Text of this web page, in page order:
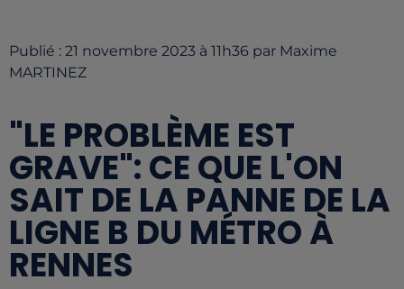
Publié : 21 novembre 2023 à 11h36 par Maxime
MARTINEZ
"LE PROBLÈME EST
GRAVE": CE QUE L'ON
SAIT DE LA PANNE DE LA
LIGNE B DU MÉTRO À
RENNES